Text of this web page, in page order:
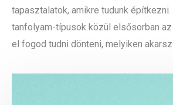
tapasztalatok, amikre tudunk
tanfolyam-típusok közül elsősorban
el fogod tudni dönteni, melyiken